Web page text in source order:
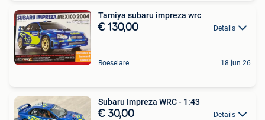
Tamiya subaru impreza wrc
€ 130,00 Details
Roeselare 18 jun 26
Subaru Impreza WRC - 1:43
€ 30,00 Details